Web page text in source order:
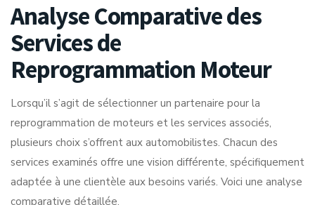
Analyse Comparative des
Services de
Reprogrammation Moteur
Lorsqu’il s’agit de sélectionner un partenaire pour la
reprogrammation de moteurs et les services associés,
plusieurs choix s’offrent aux automobilistes. Chacun des
services examinés offre une vision différente, spécifiquement
adaptée à une clientèle aux besoins variés. Voici une analyse
comparative détaillée.